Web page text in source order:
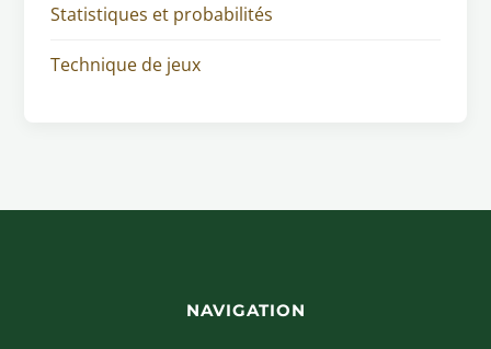
Statistiques et probabilités
Technique de jeux
NAVIGATION